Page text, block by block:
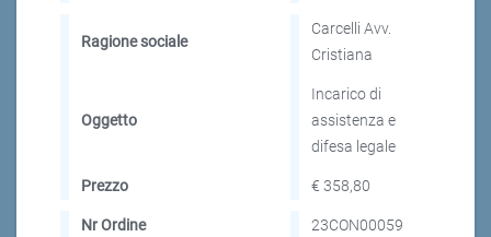
Ragione sociale
Carcelli Avv.
Cristiana
Oggetto
Incarico di
assistenza e
difesa legale
Prezzo € 358,80
Nr Ordine 23CON00059